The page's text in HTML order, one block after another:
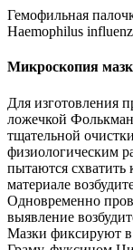
Гемофильная
Haemophilus
Микроскопия
Для изготовления
ложечкой
тщательной
физиологическим
пытаются схватить
материале
Одновременно
выявление
Мазки фиксируют